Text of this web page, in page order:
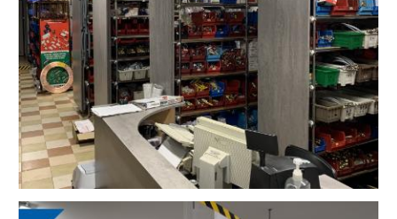
Image